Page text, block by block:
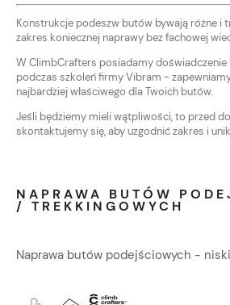
Konstrukcje podeszw butów bywają różne i
zakres koniecznej naprawy bez fachowej
W ClimbCrafters posiadamy doświadczenie
podczas szkoleń firmy Vibram -
najbardziej właściwego dla Twoich butów.
Jeśli będziemy mieli wątpliwości, to przed
skontaktujemy się, aby uzgodnić zakres i
NAPRAWA BUTÓW
/ TREKKINGOWYCH
Naprawa butów podejściowych -